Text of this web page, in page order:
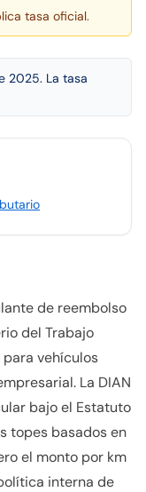
tasa oficial.
2025. La tasa
de reembolso
del Trabajo
vehículos
La DIAN
bajo el Estatuto
topes basados en
el monto por km
interna de